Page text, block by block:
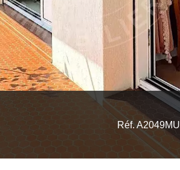
Réf. A2049MU